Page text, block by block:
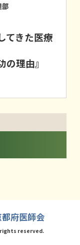
てきた医療
理由』
府医師会
rights reserved.